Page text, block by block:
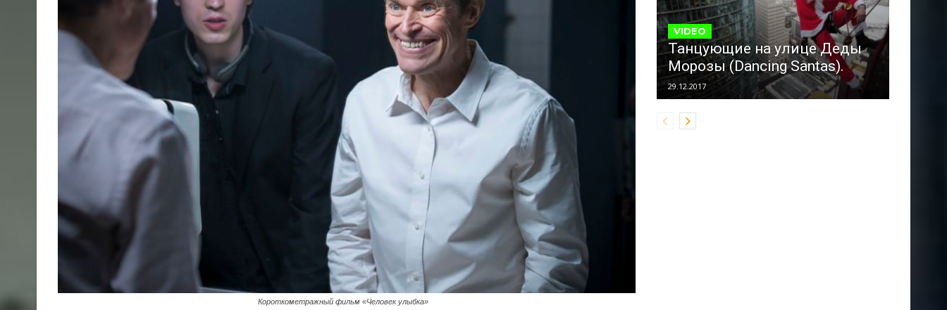
Короткометражный фильм «Человек улыбка»
VIDEO
Танцующие на улице Деды
Морозы (Dancing Santas).
29.12.2017